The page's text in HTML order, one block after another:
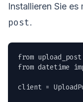
Installieren Sie es
post.
from
from datetime
client =